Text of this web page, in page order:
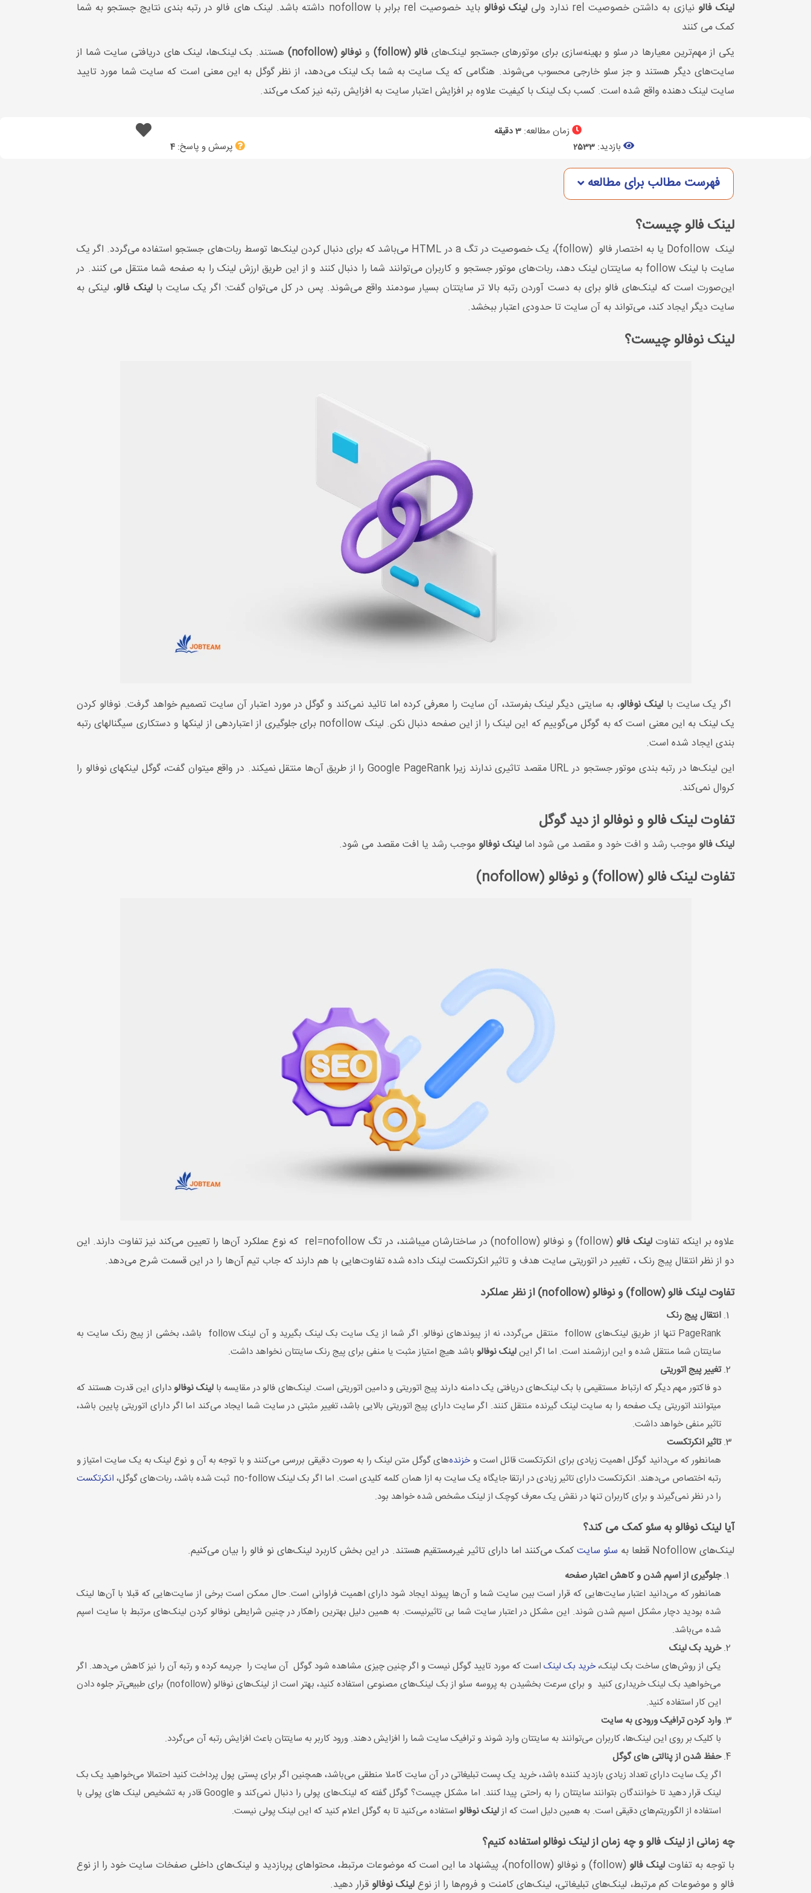
لینک فالو نیازی به داشتن خصوصیت rel ندارد ولی لینک نوفالو
باید خصوصیت rel برابر با nofollow داشته باشد. لینک های فالو در رتبه بندی نتایج جستجو به شما
کمک می کنند
یکی از مهم‌ترین معیارها در سئو و بهینه‌سازی برای موتورهای جستجو لینک‌های فالو (follow) و نوفالو (nofollow)
هستند. بک لینک‌ها، لینک های دریافتی سایت شما از
سایت‌های دیگر هستند و جز سئو خارجی محسوب می‌شوند. هنگامی‌ که یک سایت به شما بک لینک می‌دهد، از نظر گوگل به این معنی است که سایت شما مورد تایید
سایت لینک دهنده واقع شده است. کسب بک لینک با کیفیت علاوه بر افزایش اعتبار سایت به افزایش رتبه نیز کمک می‌کند.
زمان مطالعه:3 دقیقه
بازدید: 2533 پرسش و پاسخ:4
فهرست مطالب برای مطالعه
لینک فالو چیست؟
لینک Dofollow یا به اختصار فالو (follow)، یک خصوصیت در تگ a در HTML می‌باشد که برای دنبال کردن لینک‌ها توسط ربات‌های جستجو استفاده می‌گردد. اگر یک
سایت با لینک follow به سایتتان لینک دهد، ربات‌های موتور جستجو و کاربران می‌توانند شما را دنبال کنند و از این طریق ارزش لینک را به صفحه شما منتقل می ‎کنند. در
این‌صورت است که لینک‌های فالو برای به دست آوردن رتبه بالا تر سایتتان بسیار سودمند واقع می‌شوند. پس در کل می‌توان گفت: اگر یک سایت بالینک فالو، لینکی به
سایت دیگر ایجاد کند، می‌تواند به آن سایت تا حدودی اعتبار ببخشد.
لینک نوفالو چیست؟
اگر یک سایت بالینک نوفالو، به سایتی دیگر لینک بفرستد، آن سایت را معرفی کرده اما تائید نمی‌کند و گوگل در مورد اعتبار آن سایت تصمیم خواهد گرفت. نوفالو کردن
یک لینک به این معنی است که به گوگل می‌گوییم که این لینک را از این صفحه دنبال نکن. لینک nofollow برای جلوگیری از اعتباردهی از لینک‎ها و دستکاری سیگنال‎های رتبه
بندی ایجاد شده است.
این لینک‌ها در رتبه بندی موتور جستجو در URL مقصد تاثیری ندارند زیرا Google PageRank را از طریق آن‌ها منتقل نمی‎کند. در واقع می‎توان گفت، گوگل لینک‎های نوفالو را
کروال نمی‌کند.
تفاوت لینک فالو و نوفالو از دید گوگل
لینک فالو موجب رشد و افت خود و مقصد می شود اما لینک نوفالو موجب رشد یا افت مقصد می شود.
تفاوت لینک فالو (follow) و نوفالو (nofollow)
علاوه بر اینکه تفاوتلینک‌ فالو
(follow) و نوفالو (nofollow) در ساختارشان می‎باشند، در تگ rel=nofollow که نوع عملکرد آن‌ها را تعیین می‌کند نیز تفاوت دارند. این
دو از نظر انتقال پیج رنک ، تغییر در اتوریتی سایت هدف و تاثیر انکرتکست لینک داده شده تفاوت‌هایی با هم دارند که جاب تیم آن‌ها را در این قسمت شرح می‌دهد.
تفاوت لینک‌ فالو (follow) و نوفالو (nofollow) از نظر عملکرد
انتقال پیج رنک
PageRank تنها از طریق لینک‌های follow منتقل می‌گردد، نه از پیوندهای نوفالو. اگر شما از یک سایت بک لینک بگیرید و آن لینک follow باشد، بخشی از پیج رنک سایت به
سایتتان شما منتقل شده و این ارزشمند است. اما اگر اینلینک نوفالوباشد هیچ امتیاز مثبت یا منفی برای پیج رنک سایتتان نخواهد داشت.
تغییر پیج اتوریتی
دو فاکتور مهم دیگر که ارتباط مستقیمی با بک لینک‌های دریافتی یک دامنه دارند پیج اتوریتی و دامین اتوریتی است. لینک‌های فالو در مقایسه بالینک نوفالودارای این قدرت هستند که
می‎توانند اتوریتی یک صفحه را به سایت لینک گیرنده منتقل کنند. اگر سایت دارای پیج اتوریتی بالایی باشد، تغییر مثبتی در سایت شما ایجاد می‌کند اما اگر دارای اتوریتی پایین باشد،
تاثیر منفی خواهد داشت.
تاثیر انکرتکست
همانطور که می‌دانید گوگل اهمیت زیادی برای انکرتکست قائل است و خزنده‌های گوگل متن لینک را به صورت دقیقی بررسی می‌کنند و با توجه به آن و نوع لینک به یک سایت امتیاز و
رتبه اختصاص می‌دهند. انکرتکست دارای تاثیر زیادی در ارتقا جایگاه یک سایت به ازا همان کلمه کلیدی است. اما اگر بک لینک no-follow ثبت شده باشد، ربات‌های گوگل،
انکرتکست
را در نظر نمی‌گیرند و برای کاربران تنها در نقش یک معرف کوچک از لینک مشخص شده خواهد بود.
آیا لینک نوفالو به سئو کمک می کند؟
لینک‌های Nofollow قطعا به سئو سایتکمک می‌کنند اما دارای تاثیر غیرمستقیم هستند. در این بخش کاربرد لینک‌های نو فالو را بیان می‌کنیم.
جلوگیری از اسپم شدن و کاهش اعتبار صفحه
همانطور که می‌دانید اعتبار سایت‌هایی که قرار است بین سایت شما و آن‌ها پیوند ایجاد شود دارای اهمیت فراوانی است. حال ممکن است برخی از سایت‌هایی که قبلا با آن‌ها لینک
شده بودید دچار مشکل اسپم شدن شوند. این مشکل در اعتبار سایت شما بی تاثیرنیست. به همین دلیل بهترین راهکار در چنین شرایطی نوفالو کردن لینک‌های مرتبط با سایت اسپم
شده می‌باشد.
خرید بک لینک
یکی از روش‌های ساخت بک لینک،خرید بک لینکاست که مورد تایید گوگل نیست و اگر چنین چیزی مشاهده شود گوگل آن سایت را جریمه کرده و رتبه آن را نیز کاهش می‌دهد. اگر
می‌خواهید بک لینک خریداری کنید و برای سرعت بخشیدن به پروسه سئو از بک لینک‌های مصنوعی استفاده کنید، بهتر است از لینک‌های نوفالو (nofollow) برای طبیعی‌تر جلوه دادن
این کار استفاده کنید.
وارد کردن ترافیک ورودی به سایت
با کلیک بر روی این لینک‌ها، کاربران می‌توانند به سایتتان وارد شوند و ترافیک سایت شما را افزایش دهند. ورود کاربر به سایتتان باعث افزایش رتبه آن می‌گردد.
حفظ شدن از پنالتی های گوگل
اگر یک سایت دارای تعداد زیادی بازدید کننده باشد، خرید یک پست تبلیغاتی در آن سایت کاملا منطقی می‌باشد، همچنین اگر برای پستی پول پرداخت کنید احتمالا می‌خواهید یک بک
لینک قرار دهید تا خوانندگان بتوانند سایتتان را به راحتی پیدا کنند. اما مشکل چیست؟ گوگل گفته که لینک‌های پولی را دنبال نمی‌کند و Google قادر به تشخیص لینک های پولی با
استفاده از الگوریتم‌های دقیقی است. به همین دلیل است که ازلینک نوفالواستفاده می‌کنید تا به گوگل اعلام کنید که این لینک پولی نیست.
چه زمانی از لینک فالو و چه زمان از لینک نوفالو استفاده کنیم؟
با توجه به تفاوت‌ لینک فالو
(follow) و نوفالو (nofollow)، پیشنهاد ما این است که موضوعات مرتبط، محتواهای پربازدید و لینک‌های داخلی صفخات سایت خود را از نوع
فالو و موضوعات کم مرتبط، لینک‌های تبلیغاتی، لینک‌های کامنت و فروم‌ها را از نوعلینک نوفالو قرار دهید.